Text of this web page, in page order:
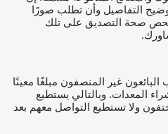
التفاصيل وأن تطلب صورًا
صحة التصديق على تلك
البائعون غير المنصفون مبلغًا معينًا
المعدات. وبالتالي يستطيع
ولا تستطيع التواصل معهم بعد